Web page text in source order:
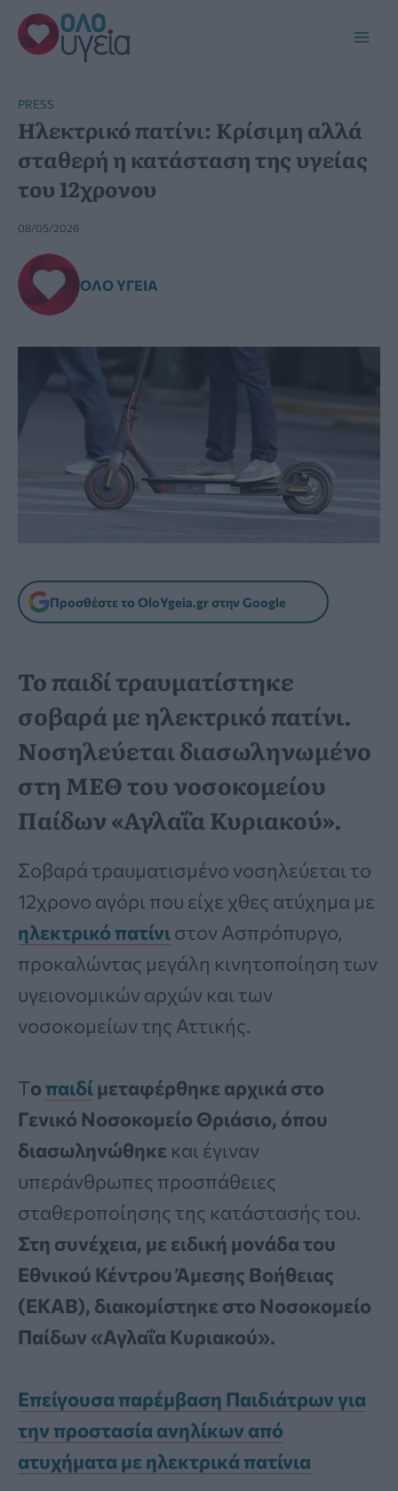
Μετάβαση
στο
περιεχόμενο
PRESS
Ηλεκτρικό πατίνι: Κρίσιμη αλλά
σταθερή η κατάσταση της υγείας
του 12χρονου
08/05/2026
ΌΛΟ ΥΓΕΊΑ
Προσθέστε το OloYgeia.gr στην Google
Το παιδί τραυματίστηκε
σοβαρά με ηλεκτρικό πατίνι.
Νοσηλεύεται διασωληνωμένο
στη ΜΕΘ του νοσοκομείου
Παίδων «Αγλαΐα Κυριακού».
Σοβαρά τραυματισμένο νοσηλεύεται το
12χρονο αγόρι που είχε χθες ατύχημα με
ηλεκτρικό πατίνιστον Ασπρόπυργο,
προκαλώντας μεγάλη κινητοποίηση των
υγειονομικών αρχών και των
νοσοκομείων της Αττικής.
Τοπαιδίμεταφέρθηκε αρχικά στο
Γενικό Νοσοκομείο Θριάσιο, όπου
διασωληνώθηκε και έγιναν
υπεράνθρωπες προσπάθειες
σταθεροποίησης της κατάστασής του.
Στη συνέχεια, με ειδική μονάδα του
Εθνικού Κέντρου Άμεσης Βοήθειας
(ΕΚΑΒ), διακομίστηκε στο Νοσοκομείο
Παίδων «Αγλαΐα Κυριακού».
Επείγουσα παρέμβαση Παιδιάτρων για
την προστασία ανηλίκων από
ατυχήματα με ηλεκτρικά πατίνια